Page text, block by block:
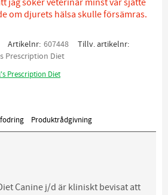
jag söker veterinär minst var sjätte
om djurets hälsa skulle försämras.
Artikelnr 607448
Tillv. artikelnr
Prescription Diet
Prescription Diet
Produktrådgivning
Canine j/d är kliniskt bevisat att